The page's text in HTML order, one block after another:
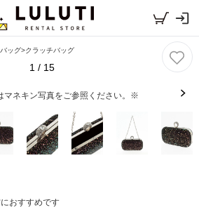
バッグ>クラッチバッグ
1 / 15
マネキン写真をご参照ください。※
おすすめです